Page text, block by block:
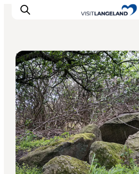
Oplevelser
Byer og øer
Outdoor
Overnatning
Planlæg ferie
Fortidsminder og ruiner